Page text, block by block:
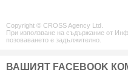
Copyright © CROSS Agency Ltd.
При използване на съдържание от
позоваването е задължително.
ВАШИЯТ FACEBOOK